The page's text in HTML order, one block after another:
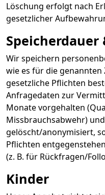
Löschung erfolgt nach
gesetzlicher
Speicherdauer
Wir speichern
wie es für die
gesetzliche Pflichten
Anfragedaten zur
Monate vorgehalten
Missbrauchsabwehr)
gelöscht/anonymisiert,
Pflichten
(z. B. für Rückfragen/
Kinder